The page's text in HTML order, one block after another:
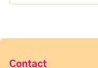
Contact